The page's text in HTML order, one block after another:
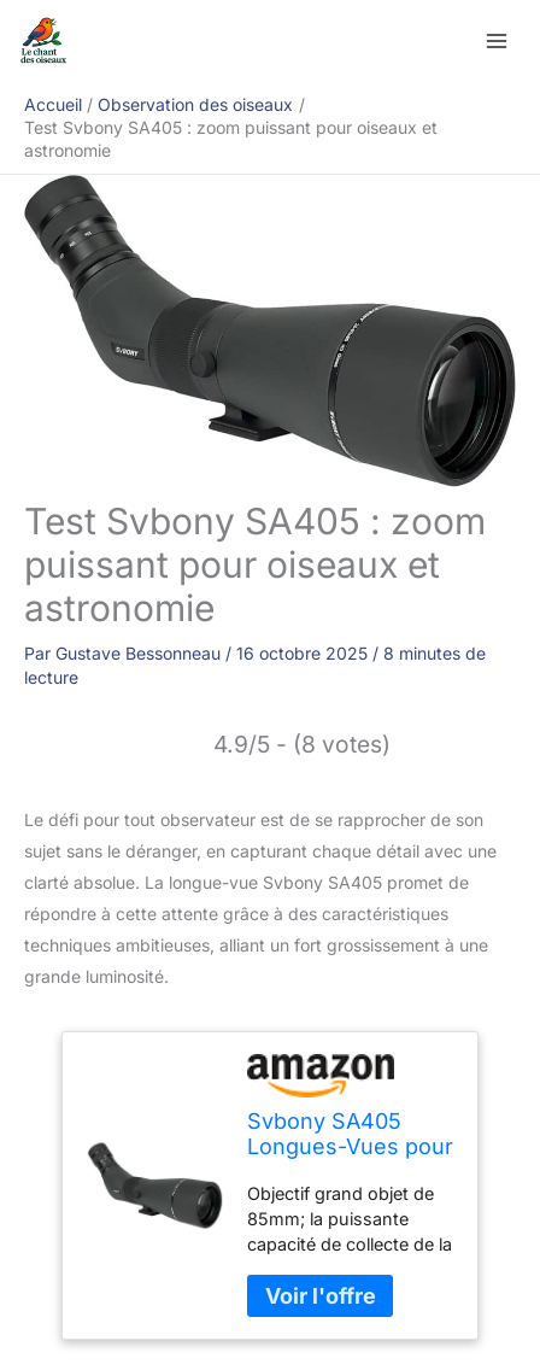
Accueil
Observation des oiseaux
Test Svbony SA405 : zoom puissant pour oiseaux et
astronomie
Test Svbony SA405 : zoom
puissant pour oiseaux et
astronomie
Par Gustave Bessonneau / 16 octobre 2025 / 8 minutes de
lecture
4.9/5 - (8 votes)
Le défi pour tout observateur est de se rapprocher de son
sujet sans le déranger, en capturant chaque détail avec une
clarté absolue. La longue-vue Svbony SA405 promet de
répondre à cette attente grâce à des caractéristiques
techniques ambitieuses, alliant un fort grossissement à une
grande luminosité.
Svbony SA405
Longues-Vues pour
Oiseaux, 20-
60x85mm
Longues-Vues avec
Oculaire
Remplaçable de
1,25", FMC Etanche
Bak4, Compatible
Objectif grand objet de
85mm; la puissante
capacité de collecte de la
l'acquisition des détails
de la cible à moyenne et
longue distance; adapté
Rechercher